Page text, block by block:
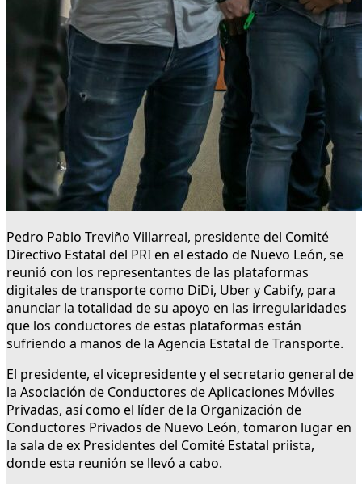
Pedro Pablo Treviño Villarreal, presidente del Comité
Directivo Estatal del PRI en el estado de Nuevo León, se
reunió con los representantes de las plataformas
digitales de transporte como DiDi, Uber y Cabify, para
anunciar la totalidad de su apoyo en las irregularidades
que los conductores de estas plataformas están
sufriendo a manos de la Agencia Estatal de Transporte.
El presidente, el vicepresidente y el secretario general de
la Asociación de Conductores de Aplicaciones Móviles
Privadas, así como el líder de la Organización de
Conductores Privados de Nuevo León, tomaron lugar en
la sala de ex Presidentes del Comité Estatal priista,
donde esta reunión se llevó a cabo.